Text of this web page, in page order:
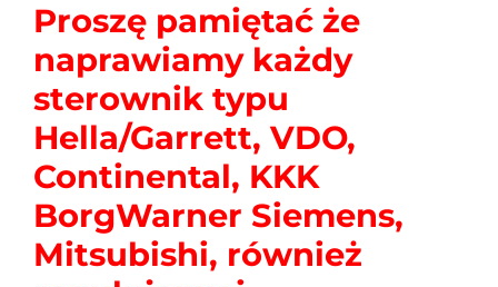
Proszę pamiętać że
naprawiamy każdy
sterownik typu
Hella/Garrett, VDO,
Continental, KKK
BorgWarner Siemens,
Mitsubishi, również